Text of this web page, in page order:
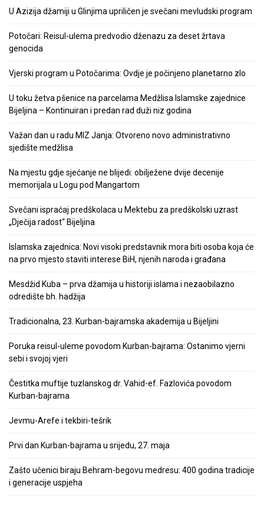
U Azizija džamiji u Glinjima upriličen je svečani mevludski program
Potočari: Reisul-ulema predvodio dženazu za deset žrtava
genocida
Vjerski program u Potočarima: Ovdje je počinjeno planetarno zlo
U toku žetva pšenice na parcelama Medžlisa Islamske zajednice
Bijeljina – Kontinuiran i predan rad duži niz godina
Važan dan u radu MIZ Janja: Otvoreno novo administrativno
sjedište medžlisa
Na mjestu gdje sjećanje ne blijedi: obilježene dvije decenije
memorijala u Logu pod Mangartom
Svečani ispraćaj predškolaca u Mektebu za predškolski uzrast
„Dječija radost“ Bijeljina
Islamska zajednica: Novi visoki predstavnik mora biti osoba koja će
na prvo mjesto staviti interese BiH, njenih naroda i građana
Mesdžid Kuba – prva džamija u historiji islama i nezaobilazno
odredište bh. hadžija
Tradicionalna, 23. Kurban-bajramska akademija u Bijeljini
Poruka reisul-uleme povodom Kurban-bajrama: Ostanimo vjerni
sebi i svojoj vjeri
Čestitka muftije tuzlanskog dr. Vahid-ef. Fazlovića povodom
Kurban-bajrama
Jevmu-Arefe i tekbiri-tešrik
Prvi dan Kurban-bajrama u srijedu, 27. maja
Zašto učenici biraju Behram-begovu medresu: 400 godina tradicije
i generacije uspjeha